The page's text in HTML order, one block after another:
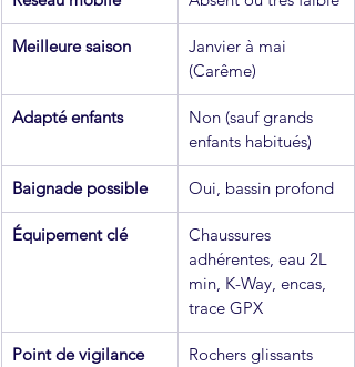
Meilleure saison
Janvier à mai
(Carême)
Adapté enfants
Non (sauf grands
enfants habitués)
Baignade possible Oui, bassin profond
Équipement clé
Chaussures
adhérentes, eau 2L
min, K-Way, encas,
trace GPX
Point de vigilance
Rochers glissants